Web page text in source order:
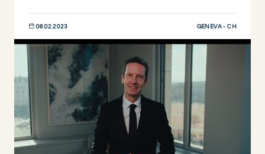
08.02.2023 GENEVA - CH
DESCUBRIR AHORA